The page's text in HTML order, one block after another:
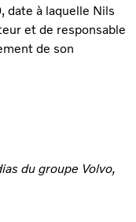
date à laquelle Nils
et de responsable
de son
du groupe Volvo,